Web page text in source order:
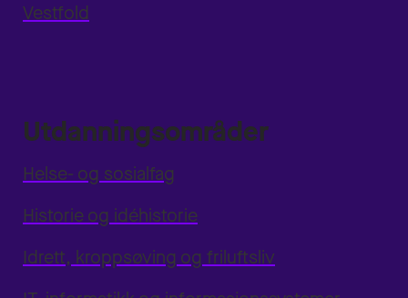
Vestfold
Utdanningsområder
Helse- og sosialfag
Historie og idéhistorie
Idrett, kroppsøving og friluftsliv